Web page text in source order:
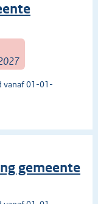
vanaf 01-01-
gemeente